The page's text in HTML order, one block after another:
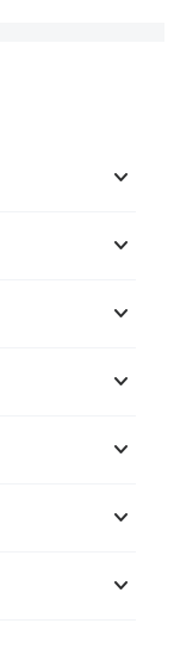
keyboard_arrow_down
keyboard_arrow_down
keyboard_arrow_down
keyboard_arrow_down
keyboard_arrow_down
keyboard_arrow_down
keyboard_arrow_down